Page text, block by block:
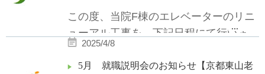
この度、当院F棟のエレベーターのリニ
ューアル工事を、下記日程にて行いま
す。
工事期間中はエレベーターを使用してい
...
2025/4/8
5月 就職説明会のお知らせ【京都東山老